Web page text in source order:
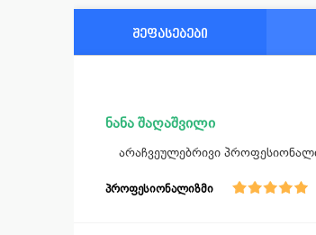
შეფასებები
ნანა შაღაშვილი
არაჩვეულებრივი პროფესიონალი
პროფესიონალიზმი